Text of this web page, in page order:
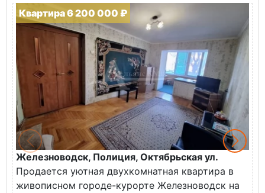
Квартира 6 200 000 ₽
Железноводск, Полиция, Октябрьская ул.
Продается уютная двухкомнатная квартира в
живописном городе-курорте Железноводск на